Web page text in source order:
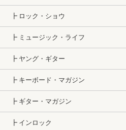
┣ ロック・ショウ
┣ ミュージック・ライフ
┣ ヤング・ギター
┣ キーボード・マガジン
┣ ギター・マガジン
┣ インロック